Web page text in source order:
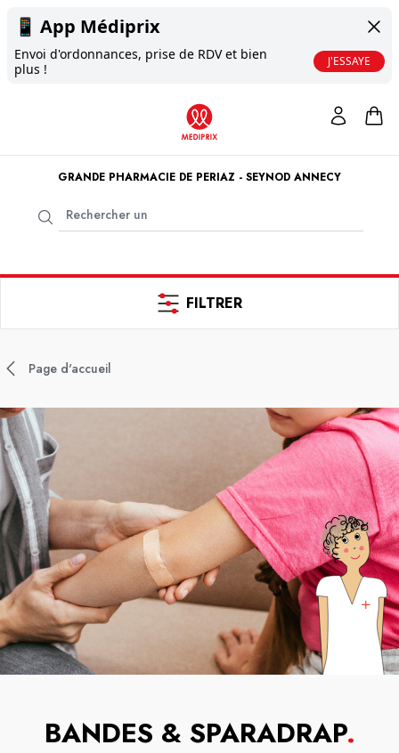
📱 App Médiprix
Envoi d'ordonnances, prise de RDV et bien
plus !
J'ESSAYE
GRANDE PHARMACIE DE PERIAZ - SEYNOD ANNECY
FILTRER
Page d'accueil
BANDES & SPARADRAP.